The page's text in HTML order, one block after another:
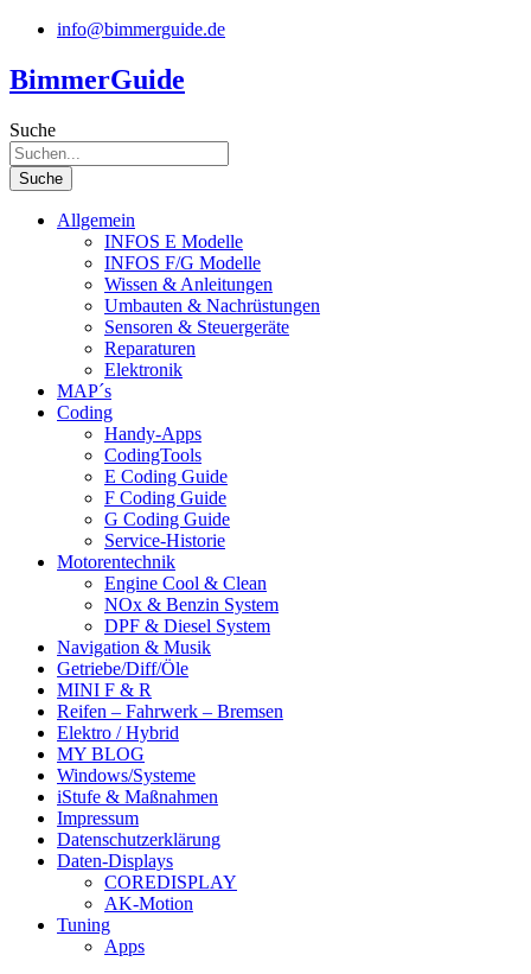
Zum
springen
info@bimmerguide.de
BimmerGuide
Suche
Suche
Allgemein
INFOS E Modelle
INFOS F/G Modelle
Wissen & Anleitungen
Umbauten & Nachrüstungen
Sensoren & Steuergeräte
Reparaturen
Elektronik
MAP´s
Coding
Handy-Apps
CodingTools
E Coding Guide
F Coding Guide
G Coding Guide
Service-Historie
Motorentechnik
Engine Cool & Clean
NOx & Benzin System
DPF & Diesel System
Navigation & Musik
Getriebe/Diff/Öle
MINI F & R
Reifen – Fahrwerk – Bremsen
Elektro / Hybrid
MY BLOG
Windows/Systeme
iStufe & Maßnahmen
Impressum
Datenschutzerklärung
Daten-Displays
COREDISPLAY
AK-Motion
Tuning
Apps